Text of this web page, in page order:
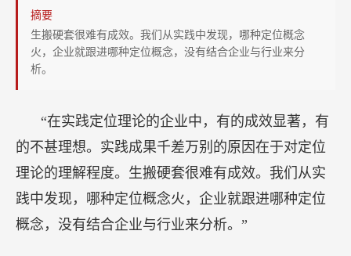
摘要
生搬硬套很难有成效。我们从实践中发现，哪种定位概念
火，企业就跟进哪种定位概念，没有结合企业与行业来分
析。
“在实践定位理论的企业中，有的成效显著，有
的不甚理想。实践成果千差万别的原因在于对定位
理论的理解程度。生搬硬套很难有成效。我们从实
践中发现，哪种定位概念火，企业就跟进哪种定位
概念，没有结合企业与行业来分析。”